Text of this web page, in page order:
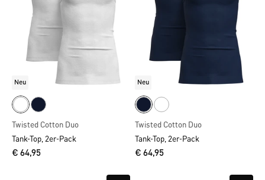
Neu
Twisted Cotton Duo
Tank-Top, 2er-Pack
€ 64,95
Neu
Twisted Cotton Duo
Tank-Top, 2er-Pack
€ 64,95